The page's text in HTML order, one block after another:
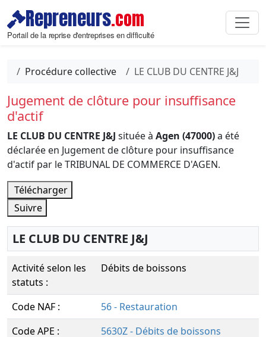
Repreneurs.com
Portail de la reprise d'entreprises en difficulté
Procédure collective LE CLUB DU CENTRE J&J
Jugement de clôture pour insuffisance
d'actif
LE CLUB DU CENTRE J&J située à Agen (47000)a été
déclarée en Jugement de clôture pour insuffisance
d'actif par le TRIBUNAL DE COMMERCE D'AGEN.
Télécharger
Suivre
LE CLUB DU CENTRE J&J
Activité selon les
statuts :
Débits de boissons
Code NAF :
56 - Restauration
Code APE :
5630Z - Débits de boissons